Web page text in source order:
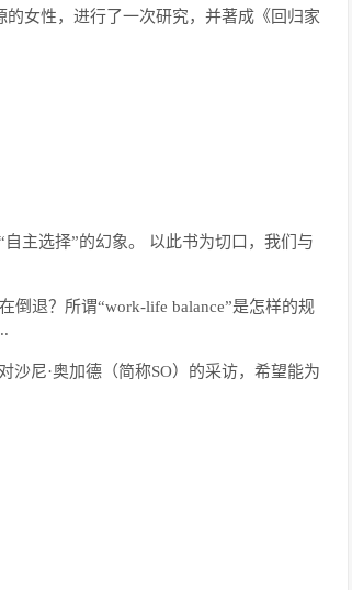
的女性，进行了一次研究，并著成《回归家
主选择”的幻象。 以此书为切口，我们与
倒退？所谓“work-life balance”是怎样的规
沙尼·奥加德（简称SO）的采访，希望能为